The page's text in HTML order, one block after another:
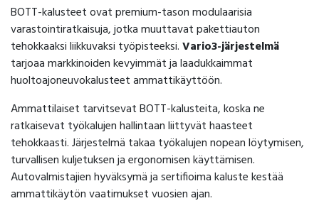
BOTT-kalusteet ovat premium-tason modulaarisia
varastointiratkaisuja, jotka muuttavat pakettiauton
tehokkaaksi liikkuvaksi työpisteeksi.Vario3-järjestelmä
tarjoaa markkinoiden kevyimmät ja laadukkaimmat
huoltoajoneuvokalusteet ammattikäyttöön.
Ammattilaiset tarvitsevat BOTT-kalusteita, koska ne
ratkaisevat työkalujen hallintaan liittyvät haasteet
tehokkaasti. Järjestelmä takaa työkalujen nopean löytymisen,
turvallisen kuljetuksen ja ergonomisen käyttämisen.
Autovalmistajien hyväksymä ja sertifioima kaluste kestää
ammattikäytön vaatimukset vuosien ajan.